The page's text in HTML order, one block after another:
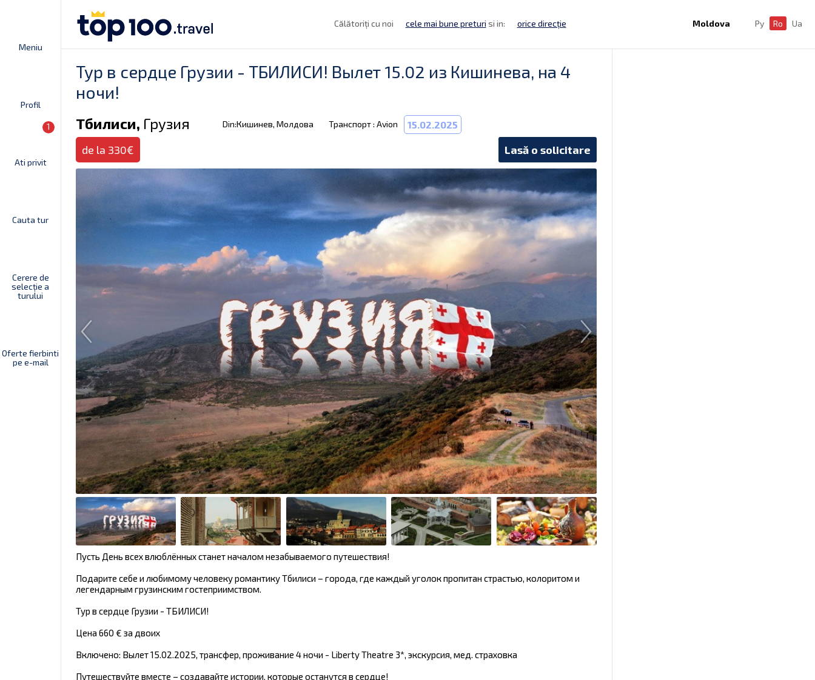
Meniu
Profil
Ati privit
1
Cauta tur
Cerere de
selecție a
turului
Oferte fierbinti
pe e-mail
Călătoriți cu noi cele mai bune preturi si in: orice direcție Moldova Ру Ro Ua
Тур в сердце Грузии - ТБИЛИСИ! Вылет 15.02 из Кишинева, на 4
ночи!
Тбилиси, Грузия Din:Кишинев, Молдова Транспорт : Avion 15.02.2025
de la 330€ Lasă o solicitare
Пусть День всех влюблённых станет началом незабываемого путешествия!
Подарите себе и любимому человеку романтику Тбилиси – города, где каждый уголок пропитан страстью, колоритом и
легендарным грузинским гостеприимством.
Тур в сердце Грузии - ТБИЛИСИ!
Цена 660 € за двоих
Включено: Вылет 15.02.2025, трансфер, проживание 4 ночи - Liberty Theatre 3*, экскурсия, мед. страховка
Путешествуйте вместе – создавайте истории, которые останутся в сердце!